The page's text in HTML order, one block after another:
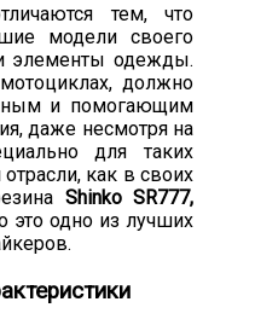
тем, что
модели своего
элементы одежды.
должно
и помогающим
даже несмотря на
для таких
как в своих
Shinko SR777,
это одно из лучших